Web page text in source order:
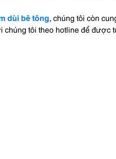
dùi bê tông, chúng tôi còn
chúng tôi theo hotline để được